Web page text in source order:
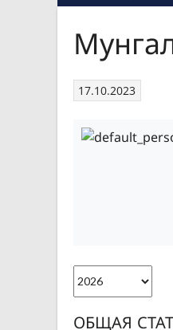
17.10.2023
ОБЩАЯ